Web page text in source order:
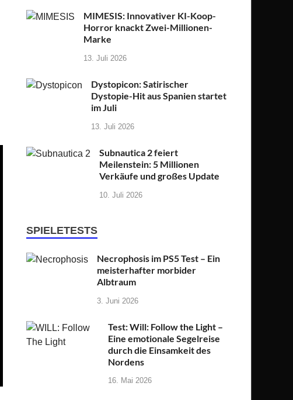
MIMESIS: Innovativer KI-Koop-
Horror knackt Zwei-Millionen-
Marke
13. Juli 2026
Dystopicon: Satirischer
Dystopie-Hit aus Spanien startet
im Juli
13. Juli 2026
Subnautica 2 feiert
Meilenstein: 5 Millionen
Verkäufe und großes Update
10. Juli 2026
SPIELETESTS
Necrophosis im PS5 Test – Ein
meisterhafter morbider
Albtraum
3. Juni 2026
Test: Will: Follow the Light –
Eine emotionale Segelreise
durch die Einsamkeit des
Nordens
16. Mai 2026